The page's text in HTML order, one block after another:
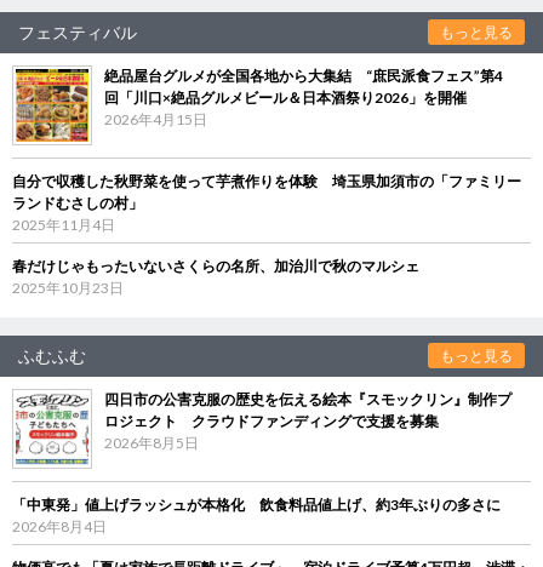
フェスティバル もっと見る
絶品屋台グルメが全国各地から大集結 “庶民派食フェス”第4
回「川口×絶品グルメビール＆日本酒祭り2026」を開催
2026年4月15日
自分で収穫した秋野菜を使って芋煮作りを体験 埼玉県加須市の「ファミリー
ランドむさしの村」
2025年11月4日
春だけじゃもったいないさくらの名所、加治川で秋のマルシェ
2025年10月23日
ふむふむ もっと見る
四日市の公害克服の歴史を伝える絵本『スモックリン』制作プ
ロジェクト クラウドファンディングで支援を募集
2026年8月5日
「中東発」値上げラッシュが本格化 飲食料品値上げ、約3年ぶりの多さに
2026年8月4日